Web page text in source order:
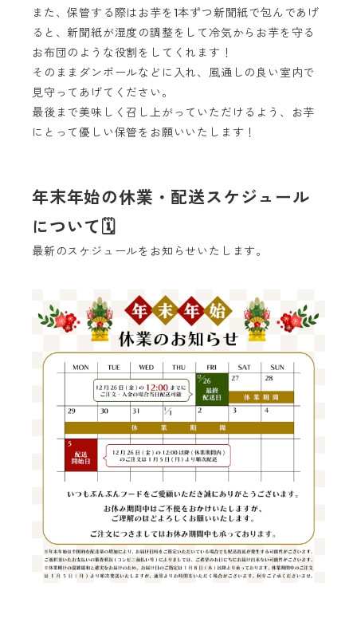
また、保管する際はお芋を1本ずつ新聞紙で包んであげ
ると、新聞紙が湿度の調整をして冷気からお芋を守る
お布団のような役割をしてくれます！
そのままダンボールなどに入れ、風通しの良い室内で
見守ってあげてください。
最後まで美味しく召し上がっていただけるよう、お芋
にとって優しい保管をお願いいたします！
年末年始の休業・配送スケジュール
について🗓️
最新のスケジュールをお知らせいたします。